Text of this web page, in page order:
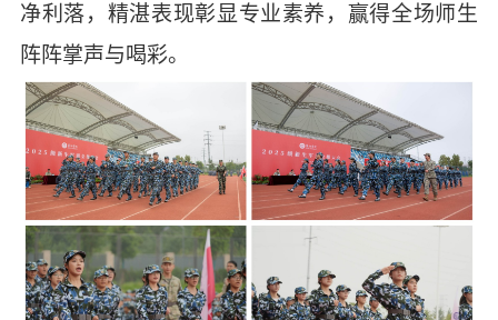
净利落，精湛表现彰显专业素养，赢得全场师生
阵阵掌声与喝彩。